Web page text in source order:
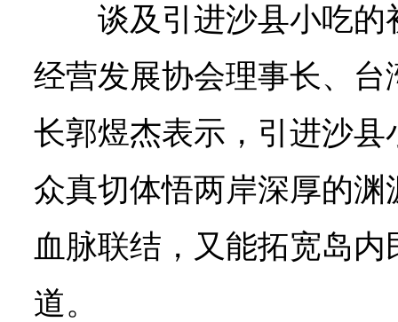
谈及引进沙县小吃
经营发展协会理事长、
长郭煜杰表示，引进沙
众真切体悟两岸深厚的
血脉联结，又能拓宽岛
道。